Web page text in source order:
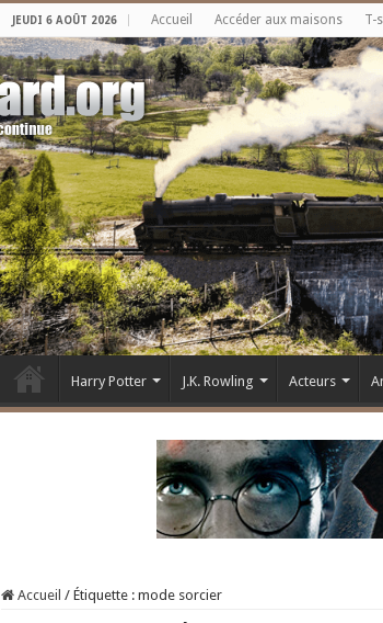
JEUDI 6 AOÛT 2026 Accueil Accéder aux maisons T-
Harry Potter J.K. Rowling Acteurs
Accueil / Étiquette : mode sorcier